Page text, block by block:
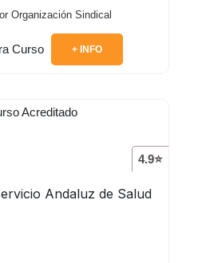
Organización Sindical
+ INFO
4.9⭐
Andaluz de Salud